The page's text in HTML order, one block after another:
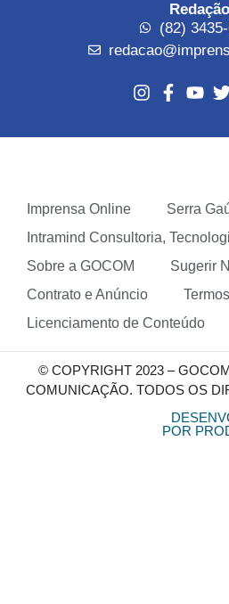
Redação
(82)
Imprensa Online
Serra
Intramind Consultoria,
Sobre a GOCOM
Sugerir
Contrato e Anúncio
Licenciamento de Conteúdo
© COPYRIGHT 2023 –
COMUNICAÇÃO. TODOS OS
POR